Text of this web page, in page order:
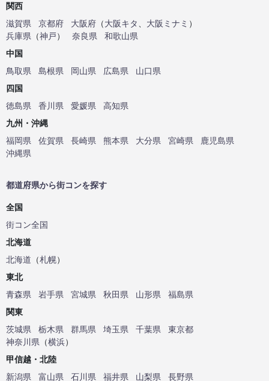
関西
滋賀県
京都府 大阪府 （大阪キタ 大阪ミナミ ）
兵庫県 （神戸） 奈良県
和歌山県
中国
鳥取県
島根県 岡山県 広島県
山口県
四国
徳島県
香川県 愛媛県
高知県
九州・沖縄
福岡県
佐賀県 長崎県 熊本県 大分県 宮崎県
鹿児島県
沖縄県
都道府県から街コンを探す
全国
街コン全国
北海道
北海道 （札幌）
東北
青森県
岩手県 宮城県 秋田県 山形県
福島県
関東
茨城県
栃木県 群馬県 埼玉県 千葉県
東京都
神奈川県 （横浜）
甲信越・北陸
新潟県
富山県 石川県 福井県 山梨県 長野県